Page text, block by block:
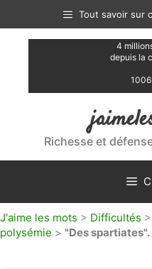
contenu
Tout savoir sur
4
depuis la
Richesse et
J'aime les mots > Difficultés >
polysémie > "Des spartiates".